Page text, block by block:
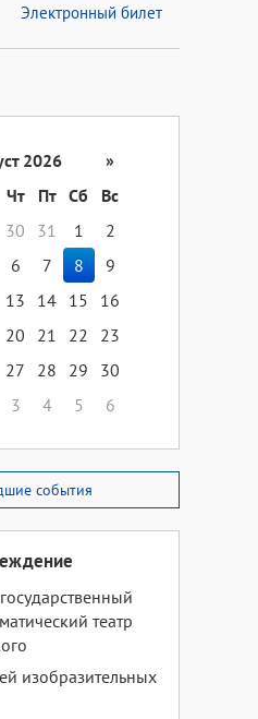
Электронный билет
2026
»
Чт Пт Сб
Вс
30 31 1
2
6 7 8
9
13 14 15
16
20 21 22
23
27 28 29
30
3 4 5 6
события
театр
изобразительных